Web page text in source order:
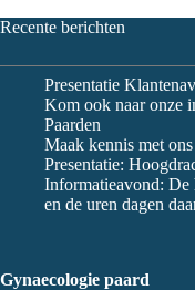
Recente berichten
Presentatie
Kom ook naar onze
Paarden
Maak kennis met
Presentatie:
Informatieavond: De
en de uren dagen
Gynaecologie paard